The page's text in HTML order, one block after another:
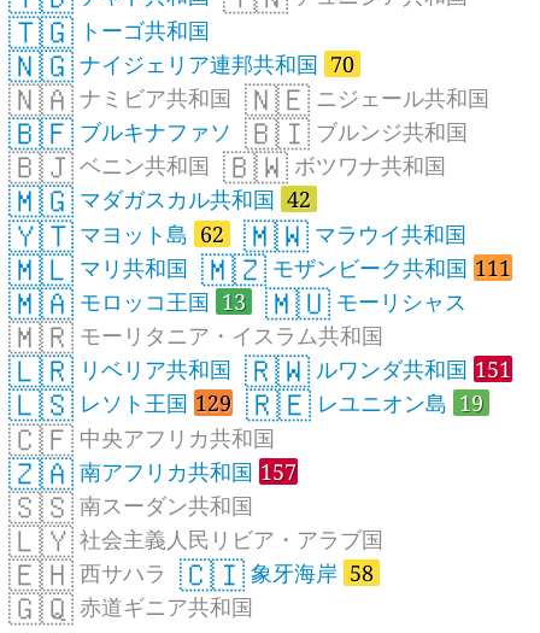
🇹🇬 トーゴ共和国
🇳🇬 ナイジェリア連邦共和国 70
🇳🇦 ナミビア共和国 🇳🇪 ニジェール共和国
🇧🇫 ブルキナファソ 🇧🇮 ブルンジ共和国
🇧🇯 ベニン共和国 🇧🇼 ボツワナ共和国
🇲🇬 マダガスカル共和国 42
🇾🇹 マヨット島 62 🇲🇼 マラウイ共和国
🇲🇱 マリ共和国 🇲🇿 モザンビーク共和国 111
🇲🇦 モロッコ王国 13 🇲🇺 モーリシャス
🇲🇷 モーリタニア・イスラム共和国
🇱🇷 リベリア共和国 🇷🇼 ルワンダ共和国 151
🇱🇸 レソト王国 129 🇷🇪 レユニオン島 19
🇨🇫 中央アフリカ共和国
🇿🇦 南アフリカ共和国 157
🇸🇸 南スーダン共和国
🇱🇾 社会主義人民リビア・アラブ国
🇪🇭 西サハラ 🇨🇮 象牙海岸 58
🇬🇶 赤道ギニア共和国